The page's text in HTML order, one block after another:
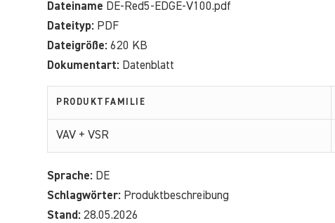
Dateiname DE-Red5-EDGE-V100.pdf
Dateityp: PDF
Dateigröße: 620 KB
Dokumentart: Datenblatt
PRODUKTFAMILIE
VAV + VSR
Sprache: DE
Schlagwörter: Produktbeschreibung
Stand: 28.05.2026